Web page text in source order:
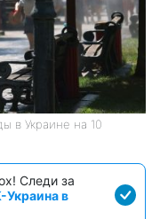
в Украине на 10
Следи за
Украина в